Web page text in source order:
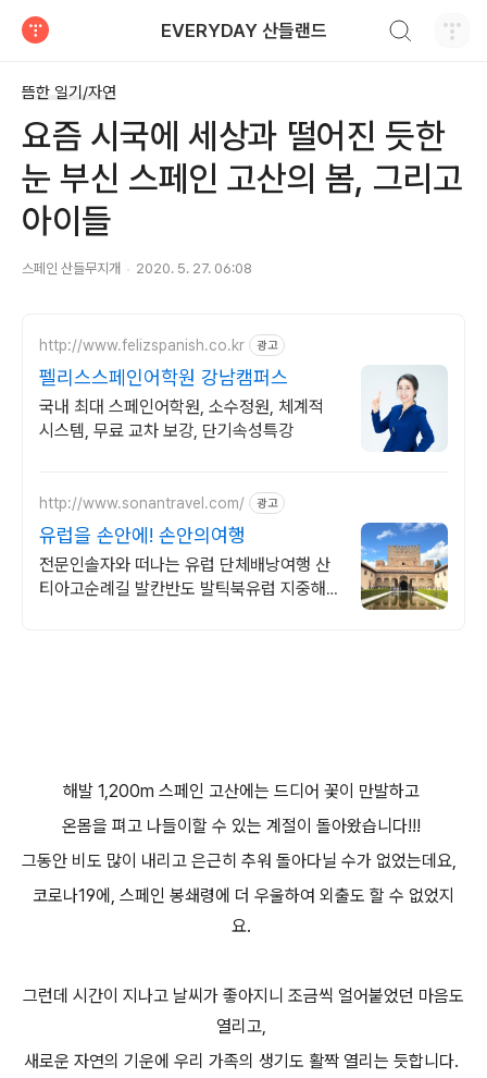
EVERYDAY 산들랜드
뜸한 일기/자연
요즘 시국에 세상과 떨어진 듯한
눈 부신 스페인 고산의 봄, 그리고
아이들
스페인 산들무지개 2020. 5. 27. 06:08
http://www.felizspanish.co.kr 광고
펠리스스페인어학원 강남캠퍼스
국내 최대 스페인어학원, 소수정원, 체계적
시스템, 무료 교차 보강, 단기속성특강
http://www.sonantravel.com/ 광고
유럽을 손안에! 손안의여행
전문인솔자와 떠나는 유럽 단체배낭여행 산
티아고순례길 발칸반도 발틱북유럽 지중해
해발 1,200m 스페인 고산에는 드디어 꽃이 만발하고
온몸을 펴고 나들이 할 수 있는 계절이 돌아왔습니다!!!
그동안 비도 많이 내리고 은근히 추워 돌아다닐 수가 없었는데요,
코로나19에, 스페인 봉쇄령에 더 우울하여 외출도 할 수 없었지
요.
그런데 시간이 지나고 날씨가 좋아지니 조금씩 얼어붙었던 마음도
열리고,
새로운 자연의 기운에 우리 가족의 생기도 활짝 열리는 듯합니다.